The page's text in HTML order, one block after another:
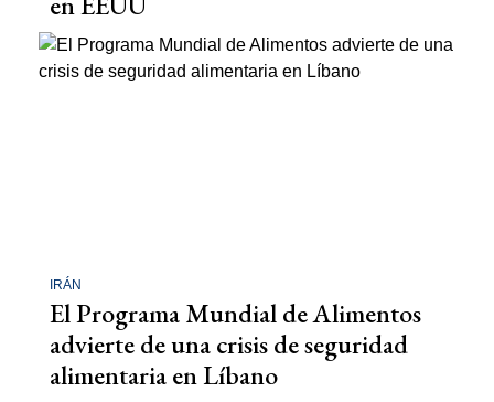
IRÁN
El Programa Mundial de Alimentos
advierte de una crisis de seguridad
alimentaria en Líbano